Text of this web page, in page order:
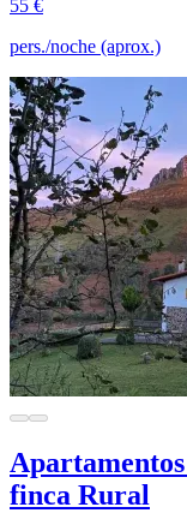
55 €
pers./noche (aprox.)
finca Rural